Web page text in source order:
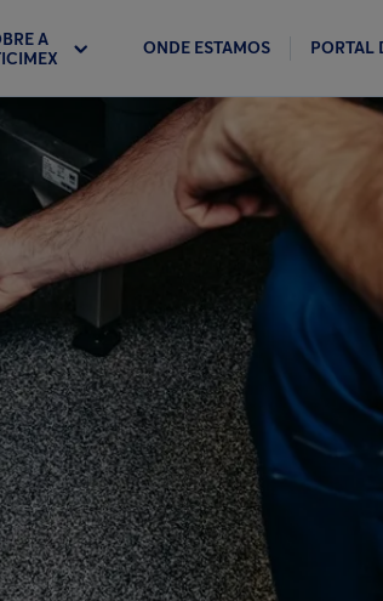
A
ONDE ESTAMOS PORTAL